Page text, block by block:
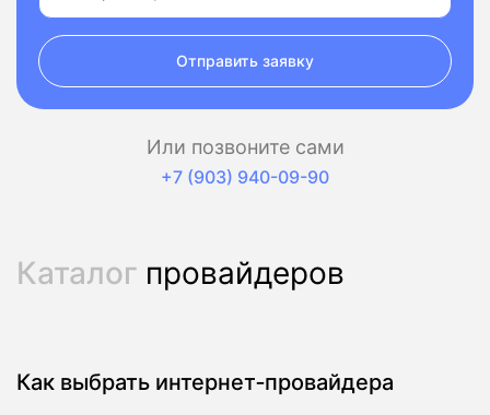
Отправить заявку
Или позвоните сами
+7 (903) 940-09-90
Каталог провайдеров
Как выбрать интернет‑провайдера